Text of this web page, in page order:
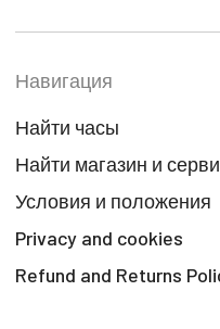
Навигация
Найти часы
Найти магазин и
Условия и положения
Privacy and cookies
Refund and Returns